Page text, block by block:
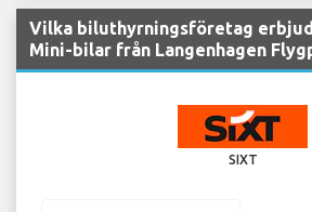
Vilka biluthyrningsföretag
Mini-bilar från Langenhagen
SIXT